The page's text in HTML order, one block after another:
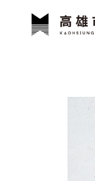
高雄市
網頁導覽